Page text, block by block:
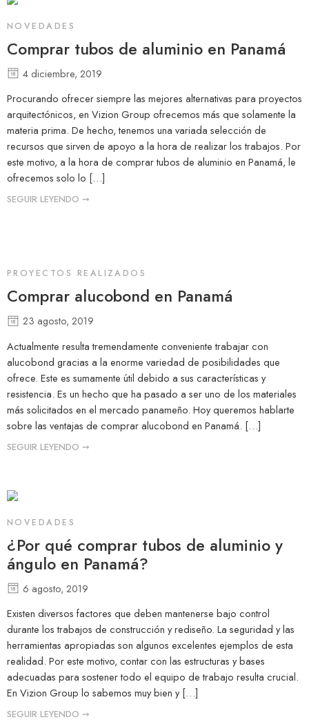
NOVEDADES
Comprar tubos de aluminio en Panamá
4 diciembre, 2019
Procurando ofrecer siempre las mejores alternativas para proyectos
arquitectónicos, en Vizion Group ofrecemos más que solamente la
materia prima. De hecho, tenemos una variada selección de
recursos que sirven de apoyo a la hora de realizar los trabajos. Por
este motivo, a la hora de comprar tubos de aluminio en Panamá, le
ofrecemos solo lo […]
SEGUIR LEYENDO ➞
PROYECTOS REALIZADOS
Comprar alucobond en Panamá
23 agosto, 2019
Actualmente resulta tremendamente conveniente trabajar con
alucobond gracias a la enorme variedad de posibilidades que
ofrece. Este es sumamente útil debido a sus características y
resistencia. Es un hecho que ha pasado a ser uno de los materiales
más solicitados en el mercado panameño. Hoy queremos hablarte
sobre las ventajas de comprar alucobond en Panamá. […]
SEGUIR LEYENDO ➞
NOVEDADES
¿Por qué comprar tubos de aluminio y
ángulo en Panamá?
6 agosto, 2019
Existen diversos factores que deben mantenerse bajo control
durante los trabajos de construcción y rediseño. La seguridad y las
herramientas apropiadas son algunos excelentes ejemplos de esta
realidad. Por este motivo, contar con las estructuras y bases
adecuadas para sostener todo el equipo de trabajo resulta crucial.
En Vizion Group lo sabemos muy bien y […]
SEGUIR LEYENDO ➞